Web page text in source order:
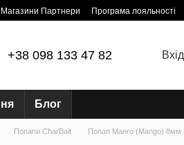
Магазини Партнери Програма лояльності
+38 098 133 47 82 Вхід
Блог
Попапи CharBait Попап Манго (Mango) 8мм